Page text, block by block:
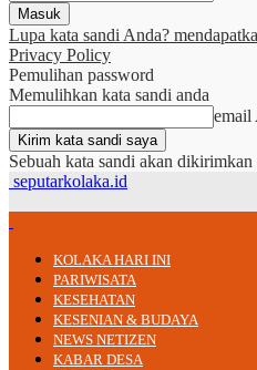
Lupa kata sandi Anda?
Privacy Policy
Pemulihan password
Memulihkan kata sandi anda
email
Sebuah kata sandi akan
seputarkolaka.id
KOLAKA HARI INI
PARIWISATA
KESEHATAN
KESENIAN & BUDAYA
NEWS NETIZEN
KABAR DESA